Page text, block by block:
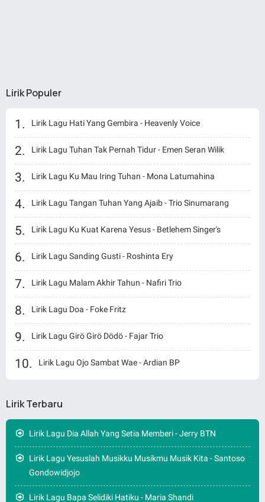
Lirik Populer
Lirik Lagu Hati Yang Gembira - Heavenly Voice
Lirik Lagu Tuhan Tak Pernah Tidur - Emen Seran Wilik
Lirik Lagu Ku Mau Iring Tuhan - Mona Latumahina
Lirik Lagu Tangan Tuhan Yang Ajaib - Trio Sinumarang
Lirik Lagu Ku Kuat Karena Yesus - Betlehem Singer's
Lirik Lagu Sanding Gusti - Roshinta Ery
Lirik Lagu Malam Akhir Tahun - Nafiri Trio
Lirik Lagu Doa - Foke Fritz
Lirik Lagu Girö Girö Dödö - Fajar Trio
Lirik Lagu Ojo Sambat Wae - Ardian BP
Lirik Terbaru
Lirik Lagu Dia Allah Yang Setia Memberi - Jerry BTN
Lirik Lagu Yesuslah Musikku Musikmu Musik Kita - Santoso
Gondowidjojo
Lirik Lagu Bapa Selidiki Hatiku - Maria Shandi